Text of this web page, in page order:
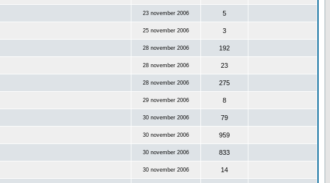
23 november 2006 5
25 november 2006 3
28 november 2006 192
28 november 2006 23
28 november 2006 275
29 november 2006 8
30 november 2006 79
30 november 2006 959
30 november 2006 833
30 november 2006 14